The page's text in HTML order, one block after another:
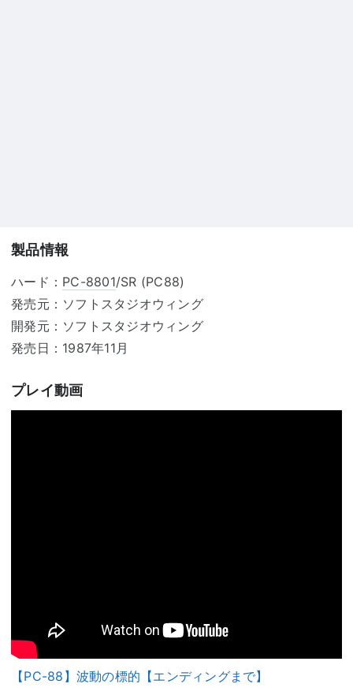
製品情報
ハード： PC-8801/SR (PC88)
発売元：ソフトスタジオウィング
開発元：ソフトスタジオウィング
発売日：1987年11月
プレイ動画
【PC-88】波動の標的【エンディングまで】